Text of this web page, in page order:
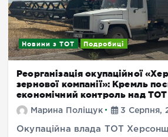
Новини з ТОТ Подробиці
Реорганізація окупаційної
зернової компанії»: Кремль
економічний контроль над
Марина Поліщук 3 Серпня,
Окупаційна влада ТОТ